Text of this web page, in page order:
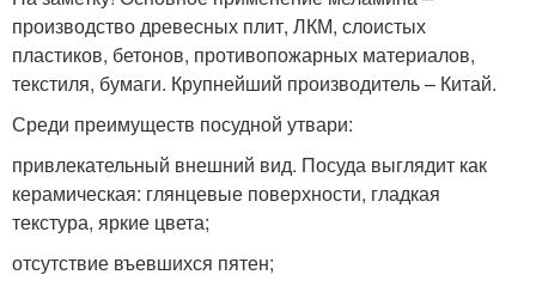
производство древесных плит, ЛКМ, слоистых
пластиков, бетонов, противопожарных материалов,
текстиля, бумаги. Крупнейший производитель – Китай.
Среди преимуществ посудной утвари:
привлекательный внешний вид. Посуда выглядит как
керамическая: глянцевые поверхности, гладкая
текстура, яркие цвета;
отсутствие въевшихся пятен;